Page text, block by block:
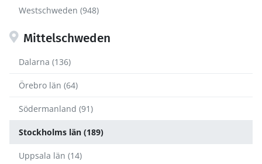
Westschweden (948)
Mittelschweden
Dalarna (136)
Örebro län (64)
Södermanland (91)
Stockholms län (189)
Uppsala län (14)